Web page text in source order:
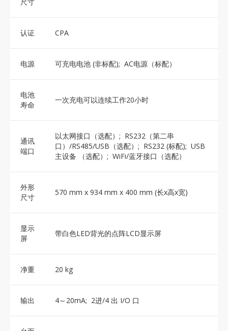
认证 CPA
电源 可充电电池 (非标配); AC电源（标配）
电池
寿命
一次充电可以连续工作20小时
通讯
端口
以太网接口（选配）; RS232（第二串
口）/RS485/USB（选配）; RS232 (标配); USB
主设备 （选配）; WiFi/蓝牙接口（选配）
外形
尺寸
570 mm x 934 mm x 400 mm (长x高x宽)
显示
屏
带白色LED背光的点阵LCD显示屏
净重 20 kg
输出 4～20mA; 2进/4 出 I/O 口